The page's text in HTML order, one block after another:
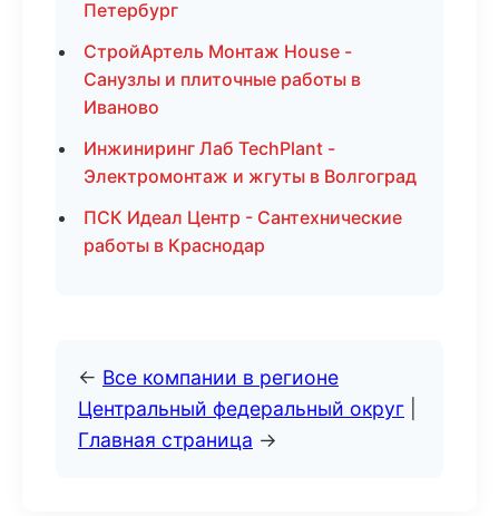
Петербург
СтройАртель Монтаж House -
Санузлы и плиточные работы в
Иваново
Инжиниринг Лаб TechPlant -
Электромонтаж и жгуты в Волгоград
ПСК Идеал Центр - Сантехнические
работы в Краснодар
← Все компании в регионе
Центральный федеральный округ
Главная страница →